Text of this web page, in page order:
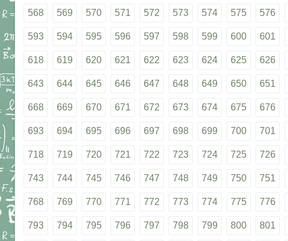
568 569 570 571 572 573 574 575 576
593 594 595 596 597 598 599 600 601
618 619 620 621 622 623 624 625 626
643 644 645 646 647 648 649 650 651
668 669 670 671 672 673 674 675 676
693 694 695 696 697 698 699 700 701
718 719 720 721 722 723 724 725 726
743 744 745 746 747 748 749 750 751
768 769 770 771 772 773 774 775 776
793 794 795 796 797 798 799 800 801